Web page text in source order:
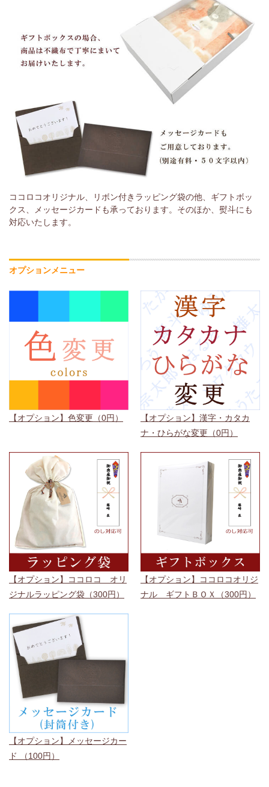
ココロコオリジナル、リボン付きラッピング袋の他、ギフトボッ
クス、メッセージカードも承っております。そのほか、熨斗にも
対応いたします。
オプションメニュー
【オプション】色変更（0円）
【オプション】漢字・カタカ
ナ・ひらがな変更（0円）
【オプション】ココロコ オリ
ジナルラッピング袋（300円）
【オプション】ココロコオリジ
ナル ギフトＢＯＸ（300円）
【オプション】メッセージカー
ド （100円）